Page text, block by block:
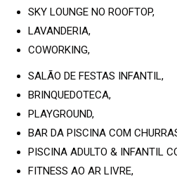
SKY LOUNGE NO ROOFTOP,
LAVANDERIA,
COWORKING,
SALÃO DE FESTAS INFANTIL,
BRINQUEDOTECA,
PLAYGROUND,
BAR DA PISCINA COM
PISCINA ADULTO & INFANTIL
FITNESS AO AR LIVRE,